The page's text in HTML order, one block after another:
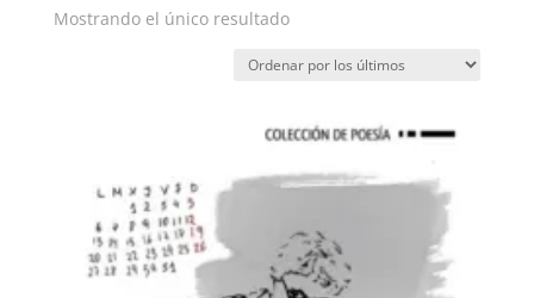
Mostrando el único resultado